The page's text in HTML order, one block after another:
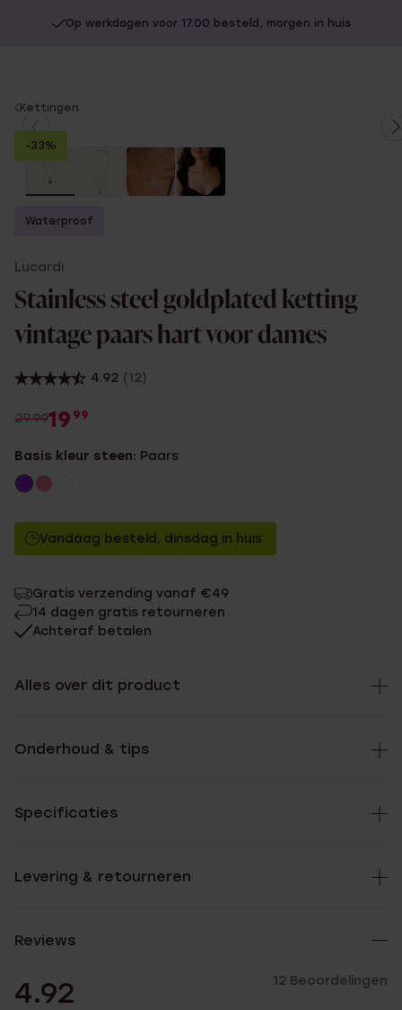
Op werkdagen voor 17.00 besteld, morgen in huis
You
are
here:
Kettingen
-33%
Waterproof
Lucardi
Stainless steel goldplated ketting
vintage paars hart voor dames
4.92 (12)
29.9919 99
Basis kleur steen: Paars
Vandaag besteld, dinsdag in huis
Gratis verzending vanaf €49
14 dagen gratis retourneren
Achteraf betalen
Alles over dit product
Onderhoud & tips
Specificaties
Levering & retourneren
Reviews
4.92 12 Beoordelingen